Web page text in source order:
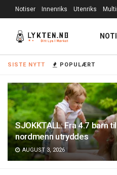
SISTE NYTT POPULÆRT
SJOKKTALL: Fra 4.7 barn
nordmenn utryddes
AUGUST 3, 2026
Notiser Innenriks Utenriks